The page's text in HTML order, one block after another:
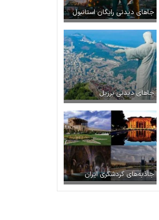
جاهای دیدنی رایگان استانبول
جاهای دیدنی برزیل
جاذبه‌های گردشگری ایران